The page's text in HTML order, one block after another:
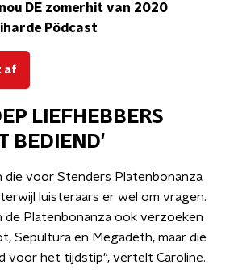
DE zomerhit van 2020
Pödcast
af
LIEFHEBBERS
BEDIEND'
die voor Stenders Platenbonanza
luisteraars er wel om vragen.
de Platenbonanza ook verzoeken
Sepultura en Megadeth, maar die
voor het tijdstip", vertelt Caroline.